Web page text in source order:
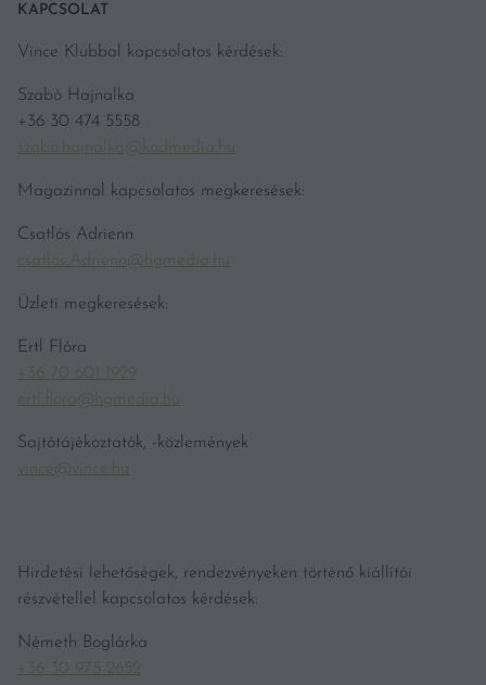
KAPCSOLAT
Vince Klubbal kapcsolatos kérdések:
Szabó Hajnalka
+36 30 474 5558
szabo.hajnalka@kodmedia.hu
Magazinnal kapcsolatos megkeresések:
Csatlós Adrienn
csatlos.Adrienn@hgmedia.hu
Üzleti megkeresések:
Ertl Flóra
+36 70 601 1929
ertl.flora@hgmedia.hu
Sajtótájékoztatók, -közlemények
vince@vince.hu
Hirdetési lehetőségek, rendezvényeken történő kiállítói
részvétellel kapcsolatos kérdések:
Németh Boglárka
+36 30 975 2652